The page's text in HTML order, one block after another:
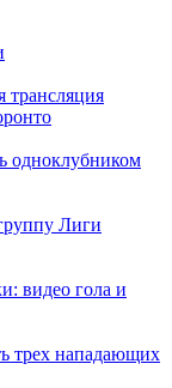
трансляция
одноклубником
Лиги
видео гола и
трех нападающих